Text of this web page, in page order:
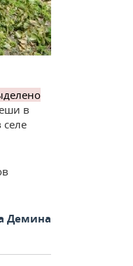
в
Демина